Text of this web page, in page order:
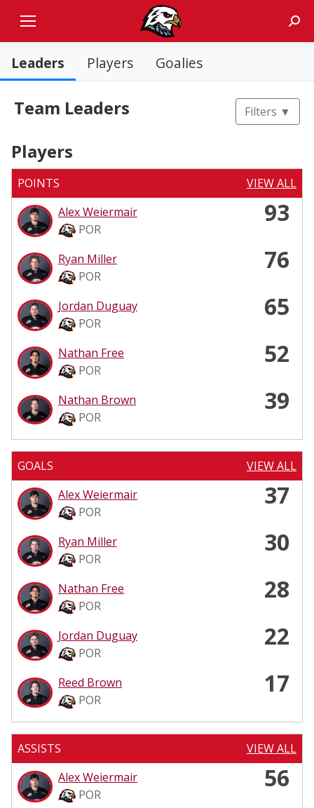
Leaders Players Goalies
Team Leaders Filters ▼
Players
POINTS
VIEW ALL
Alex Weiermair
POR
93
Ryan Miller
POR
76
Jordan Duguay
POR
65
Nathan Free
POR
52
Nathan Brown
POR
39
GOALS
VIEW ALL
Alex Weiermair
POR
37
Ryan Miller
POR
30
Nathan Free
POR
28
Jordan Duguay
POR
22
Reed Brown
POR
17
ASSISTS
VIEW ALL
Alex Weiermair
POR
56